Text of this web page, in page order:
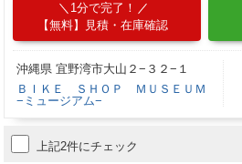
1分で完了！
【無料】見積・在庫確認
沖縄県 宜野湾市大山２−３２−１
ＢＩＫＥ ＳＨＯＰ ＭＵＳＥＵＭ
−ミュージアム−
上記2件にチェック